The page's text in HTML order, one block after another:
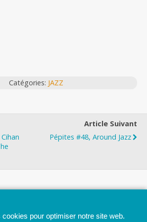
Catégories: JAZZ
Article Suivant
Pépites #48, Around Jazz
pour optimiser notre site web.